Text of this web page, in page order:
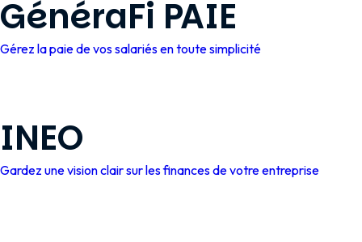
GénéraFi PAIE
Gérez la paie de vos salariés en toute simplicité
INEO
Gardez une vision clair sur les finances de votre entreprise